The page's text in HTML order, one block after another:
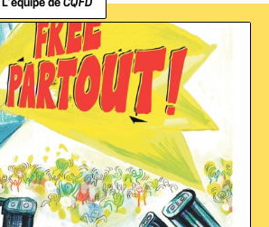
de CQFD